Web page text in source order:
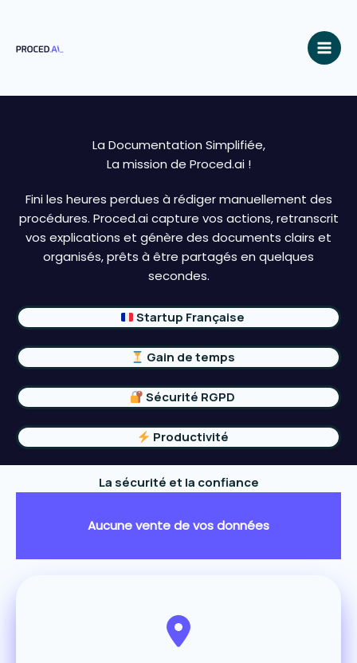
contenu
La Documentation Simplifiée,
La mission de Proced.ai !
Fini les heures perdues à rédiger manuellement des
procédures. Proced.ai capture vos actions, retranscrit
vos explications et génère des documents clairs et
organisés, prêts à être partagés en quelques
secondes.
Startup Française
Gain de temps
Sécurité RGPD
Productivité
La sécurité et la confiance
Aucune vente de vos données